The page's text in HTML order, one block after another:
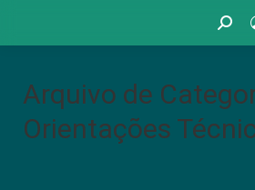
Arquivo de
Orientações